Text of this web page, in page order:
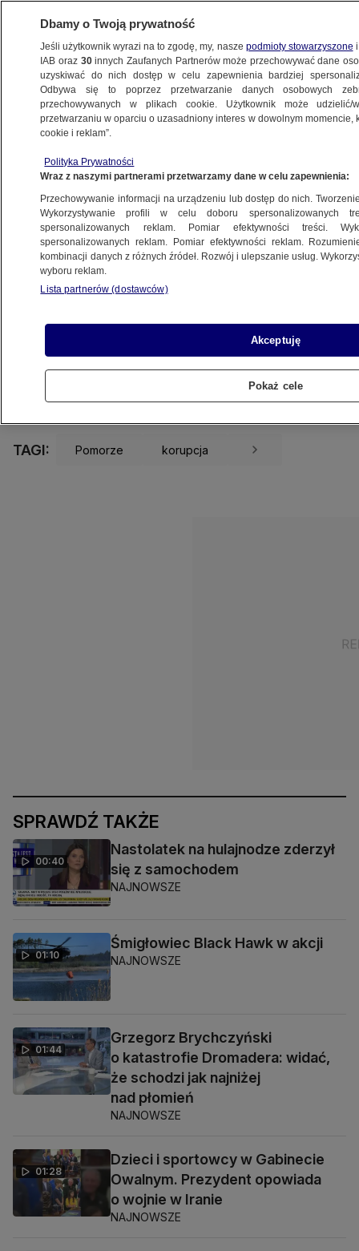
10 tysięcy złotych za decyzję urzędową.
Udostępnij
TAGI: Pomorze korupcja
SPRAWDŹ TAKŻE
00:40
Nastolatek na hulajnodze zderzył
się z samochodem
NAJNOWSZE
01:10
Śmigłowiec Black Hawk w akcji
NAJNOWSZE
01:44
Grzegorz Brychczyński
o katastrofie Dromadera: widać,
że schodzi jak najniżej
nad płomień
NAJNOWSZE
01:28
Dzieci i sportowcy w Gabinecie
Owalnym. Prezydent opowiada
o wojnie w Iranie
NAJNOWSZE
Dbamy o Twoją prywatność
Jeśli użytkownik wyrazi na to zgodę, my, nasze podmioty stowarzyszone
IAB oraz 30innych Zaufanych Partnerów może przechowywać dane
uzyskiwać do nich dostęp w celu zapewnienia bardziej
Odbywa się to poprzez przetwarzanie danych osobowych
przechowywanych w plikach cookie. Użytkownik może
przetwarzaniu w oparciu o uzasadniony interes w dowolnym momencie,
cookie i reklam”.
Polityka Prywatności
Wraz z naszymi partnerami przetwarzamy dane w celu zapewnienia:
Przechowywanie informacji na urządzeniu lub dostęp do nich.
Wykorzystywanie profili w celu doboru spersonalizowanych
spersonalizowanych reklam. Pomiar efektywności treści.
spersonalizowanych reklam. Pomiar efektywności reklam.
kombinacji danych z różnych źródeł. Rozwój i ulepszanie usług.
wyboru reklam.
Lista partnerów (dostawców)
Akceptuję
Pokaż cele